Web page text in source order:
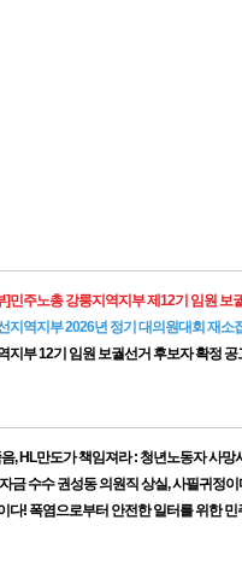
]민주노총 강릉지역지부 제12기 임원 보
지역지부 2026년 정기 대의원대회 재소
지부 12기 임원 보궐선거 후보자 확정 공
, HL만도가 책임져라 : 청년노동자 사
금 수수 권성동 의원직 상실, 사필귀정이
다! 폭염으로부터 안전한 일터를 위한